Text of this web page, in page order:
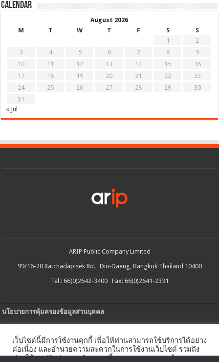
Calendar
August 2026
M
T W T F S
S
1
2
3
4 5 6 7 8
9
10
11 12 13 14 15
16
17
18 19 20 21 22
23
24
25 26 27 28 29
30
31
« Jul
ARIP Public Company Limited
99/16-20 Ratchadapisek Rd., Din-Daeng, Bangkok Thailand 10400
Tel : 66(0)2642-3400 Fax: 66(0)2641-2331
นโยบายการคุ้มครองข้อมูลส่วนบุคคล
นโยบายการใช้คกกี้
เว็บไซต์นี้มีการใช้งานคุกกี้ เพื่อให้ท่านสามารถใช้บริการได้อย่าง
ต่อเนื่อง และอำนวยความสะดวกในการใช้งานเว็บไซต์ รวมถึง
ช่วยให้เราปรับปรุงการนำเสนอเนื้อหาตรงตามความต้องการ